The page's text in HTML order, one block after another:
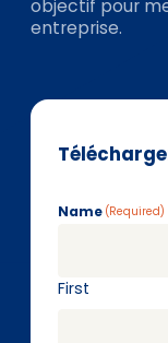
Accès
objectif pour
entreprise.
Name (Required)
First